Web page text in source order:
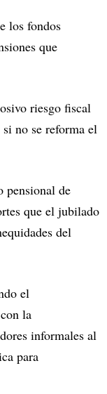
los fondos
que
riesgo fiscal
no se reforma el
pensional de
que el jubilado
del
el
la
informales al
para